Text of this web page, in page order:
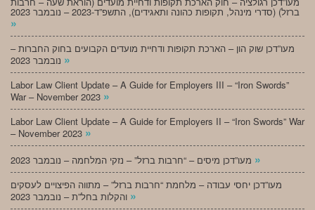
ברזל) (סדרי מינהל, תקופות כהונה ותאגידים), התשפ”ד-2023 – נובמבר 2023
»
מעו”דכן שוק הון – הארכת תקופות ודחיית מועדים הקבועים בחוק החברות –
»
Labor Law Client Update – A Guide for Employers III – “Iron Swords”
War – November 2023 »
Labor Law Client Update – A Guide for Employers II – “Iron Swords” War
– November 2023 »
»
מעו”דכן יחסי עבודה – מלחמת “חרבות ברזל” – מתווה הפיצויים לעסקים
»